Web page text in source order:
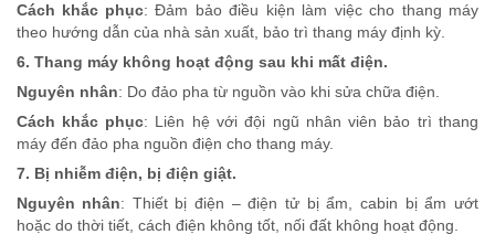
Cách khắc phục: Đảm bảo điều kiện làm việc cho thang máy
theo hướng dẫn của nhà sản xuất, bảo trì thang máy định kỳ.
6. Thang máy không hoạt động sau khi mất điện.
Nguyên nhân: Do đảo pha từ nguồn vào khi sửa chữa điện.
Cách khắc phục: Liên hệ với đội ngũ nhân viên bảo trì thang
máy đến đảo pha nguồn điện cho thang máy.
7. Bị nhiễm điện, bị điện giật.
Nguyên nhân: Thiết bị điện – điện tử bị ẩm, cabin bị ẩm ướt
hoặc do thời tiết, cách điện không tốt, nối đất không hoạt động.